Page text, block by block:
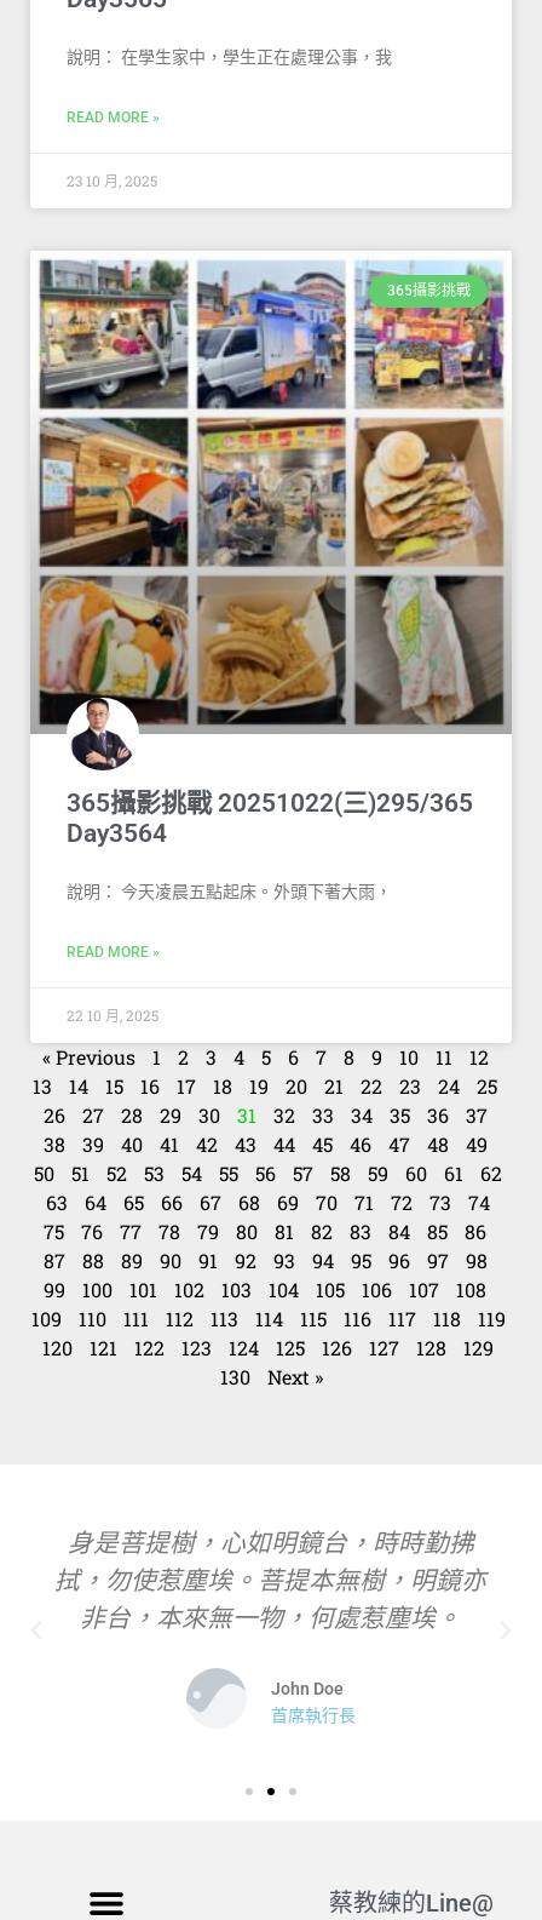
說明： 在學生家中，學生正在處理公事，我
READ MORE »
23 10 月, 2025
365攝影挑戰
365攝影挑戰 20251022(三)295/365
Day3564
說明： 今天凌晨五點起床。外頭下著大雨，
READ MORE »
22 10 月, 2025
« Previous 1 2 3 4 5 6 7 8 9 10 11
12
13
14 15 16 17 18 19 20 21 22 23 24
25
26
27 28 29 30 31 32 33 34 35 36
37
38
39 40 41 42 43 44 45 46 47 48
49
50
51 52 53 54 55 56 57 58 59 60 61
62
63
64 65 66 67 68 69 70 71 72 73
74
75
76 77 78 79 80 81 82 83 84 85
86
87
88 89 90 91 92 93 94 95 96 97
98
99
100 101 102 103 104 105 106 107
108
109
110 111 112 113 114 115 116 117 118
119
120
121 122 123 124 125 126 127 128
129
130
Next »
身是菩提樹，心如明鏡台，時時勤拂
拭，勿使惹塵埃。菩提本無樹，明鏡亦
非台，本來無一物，何處惹塵埃。
John Doe
首席執行長
蔡教練的Line@